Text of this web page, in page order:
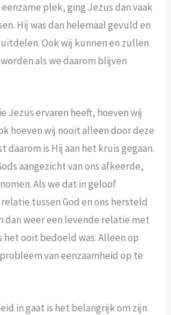
plek, ging Jezus dan vaak
Hij was dan helemaal gevuld en
Ook wij kunnen en zullen
als we daarom blijven
Jezus ervaren heeft, hoeven wij
hoeven wij nooit alleen door deze
daarom is Hij aan het kruis gegaan.
aangezicht van ons afkeerde,
Als we dat in geloof
tussen God en ons hersteld
dan weer een levende relatie met
het ooit bedoeld was. Alleen op
van eenzaamheid op te
in gaat is het belangrijk om zijn